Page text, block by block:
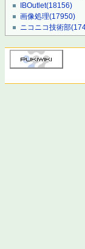
IBOutlet(18156)
画像処理(17950)
ニコニコ技術部